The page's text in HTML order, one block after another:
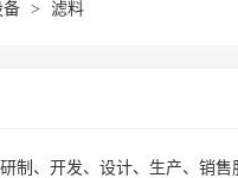
备 > 滤料
制、开发、设计、生产、销